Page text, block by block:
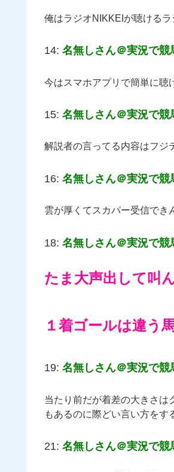
俺はラジオNIKKEIが聴ける
14: 名無しさん＠実況で競
今はスマホアプリで簡単に聴
15: 名無しさん＠実況で競
解説者の言ってる内容はフジ
16: 名無しさん＠実況で競
雲が厚くてスカパー受信でき
18: 名無しさん＠実況で競
たま大声出して叫
１着ゴールは違う
19: 名無しさん＠実況で競
当たり前だが着差の大きさは
もあるのに際どい言い方をす
21: 名無しさん＠実況で競